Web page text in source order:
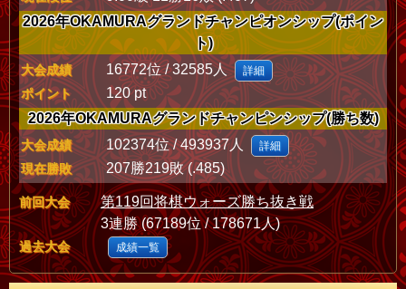
2026年OKAMURAグランドチャンピオンシップ(ポイン
ト)
大会成績 16772位 / 32585人 詳細
ポイント
120 pt
2026年OKAMURAグランドチャンピンシップ(勝ち数)
大会成績 102374位 / 493937人 詳細
現在勝敗 207勝219敗 (.485)
前回大会
第119回将棋ウォーズ勝ち抜き戦
3連勝 (67189位 / 178671人)
過去大会 成績一覧